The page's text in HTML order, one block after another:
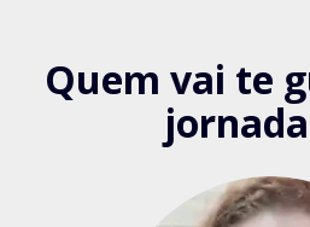
Quem vai te
jornada